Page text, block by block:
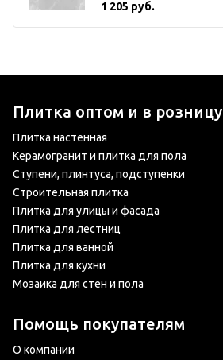
1 205 руб.
Плитка оптом и в розницу
Плитка настенная
Керамогранит и плитка для пола
Ступени, плинтуса, подступенки
Строительная плитка
Плитка для улицы и фасада
Плитка для лестниц
Плитка для ванной
Плитка для кухни
Мозаика для стен и пола
Помощь покупателям
О компании